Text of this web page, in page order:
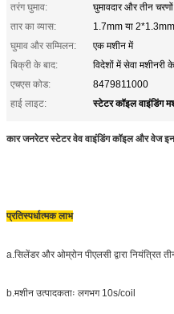
तरंग घुमाव:
घुमावदार और तीन
तार का व्यास:
1.7mm या 2*1.3mm
घुमाव और सम्मिलन:
एक मशीन में
बिक्री के बाद:
विदेशों में सेवा मशीनरी
एचएस कोड:
8479811000
हाई लाइट:
स्टेटर कॉइल वाइंडिंग
कार जनरेटर स्टेटर वेव वाइंडिंग कॉइल और वेज
प्रतिस्पर्धात्मक लाभ
a.सिलेंडर और ओम्रोन पीएलसी द्वारा नियंत्रित
b.मशीन उत्पादकताः लगभग 10s/coil